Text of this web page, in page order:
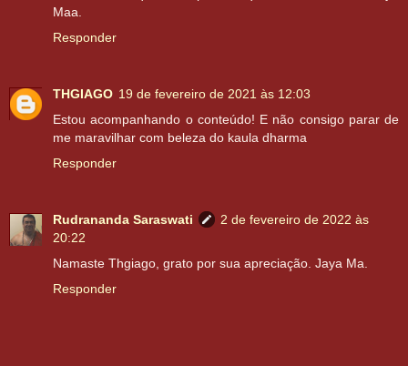
Maa.
Responder
THGIAGO 19 de fevereiro de 2021 às 12:03
Estou acompanhando o conteúdo! E não consigo parar de
me maravilhar com beleza do kaula dharma
Responder
Rudrananda Saraswati
2 de fevereiro de 2022 às
20:22
Namaste Thgiago, grato por sua apreciação. Jaya Ma.
Responder